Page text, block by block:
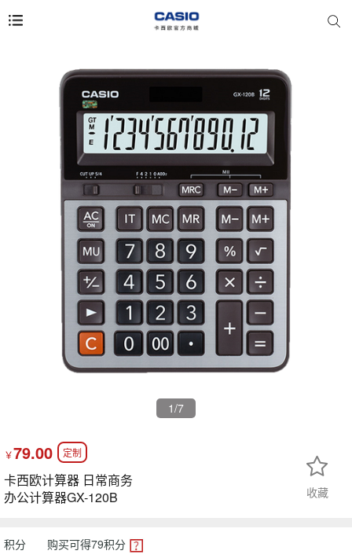
1/7
￥79.00 定制
卡西欧计算器 日常商务
办公计算器GX-120B
收藏
积分 购买可得79积分